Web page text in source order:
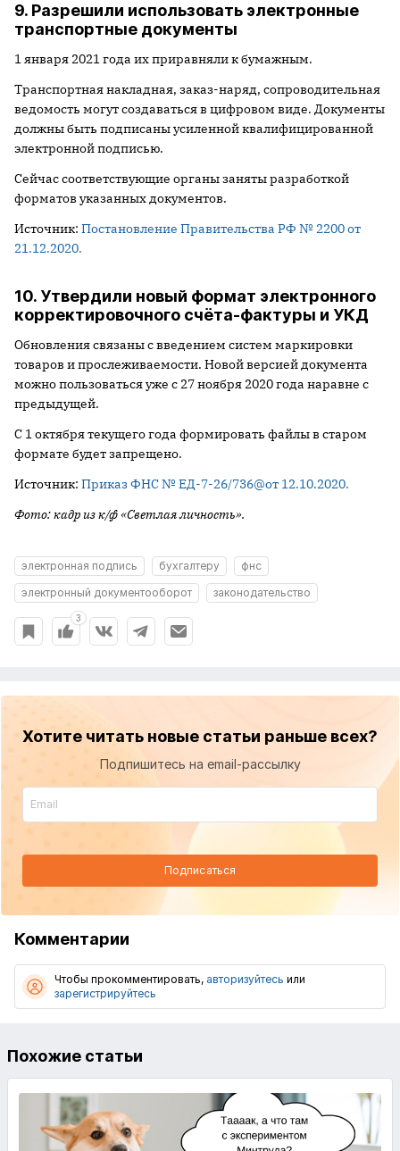
9. Разрешили использовать электронные
транспортные документы
1 января 2021 года их приравняли к бумажным.
Транспортная накладная, заказ-наряд, сопроводительная
ведомость могут создаваться в цифровом виде. Документы
должны быть подписаны усиленной квалифицированной
электронной подписью.
Сейчас соответствующие органы заняты разработкой
форматов указанных документов.
Источник: Постановление Правительства РФ № 2200 от
21.12.2020.
10. Утвердили новый формат электронного
корректировочного счёта-фактуры и УКД
Обновления связаны с введением систем маркировки
товаров и прослеживаемости. Новой версией документа
можно пользоваться уже с 27 ноября 2020 года наравне с
предыдущей.
С 1 октября текущего года формировать файлы в старом
формате будет запрещено.
Источник: Приказ ФНС № ЕД-7-26/736@от 12.10.2020.
Фото: кадр из к/ф «Светлая личность».
электронная подпись бухгалтеру
фнс
электронный документооборот
законодательство
3
Хотите читать новые статьи раньше всех?
Подпишитесь на email-рассылку
Подписаться
Комментарии
Чтобы прокомментировать, авторизуйтесь или
зарегистрируйтесь
Похожие статьи